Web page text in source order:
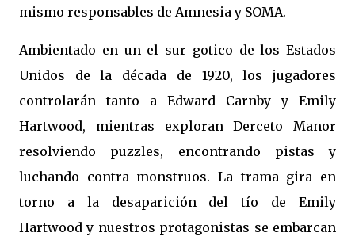
mismo responsables de Amnesia y SOMA.
Ambientado en un el sur gotico de los Estados
Unidos de la década de 1920, los jugadores
controlarán tanto a Edward Carnby y Emily
Hartwood, mientras exploran Derceto Manor
resolviendo puzzles, encontrando pistas y
luchando contra monstruos. La trama gira en
torno a la desaparición del tío de Emily
Hartwood y nuestros protagonistas se embarcan